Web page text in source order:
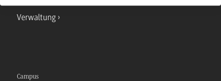
Verwaltung
Campus